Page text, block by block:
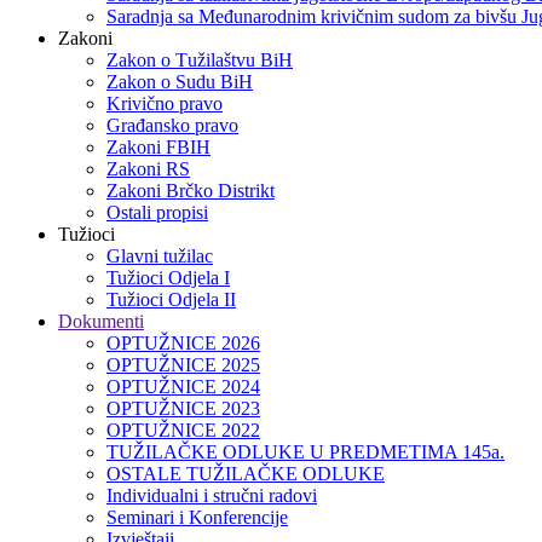
Saradnja sa Međunarodnim krivičnim sudom za bivšu
Zakoni
Zakon o Тužilaštvu BiH
Zakon o Sudu BiH
Krivično pravo
Građansko pravo
Zakoni FBIH
Zakoni RS
Zakoni Brčko Distrikt
Ostali propisi
Tužioci
Glavni tužilac
Tužioci Odjela I
Tužioci Odjela II
Dokumenti
OPTUŽNICE 2026
OPTUŽNICE 2025
OPTUŽNICE 2024
OPTUŽNICE 2023
OPTUŽNICE 2022
TUŽILAČKE ODLUKE U PREDMETIMA 145a.
OSTALE TUŽILAČKE ODLUKE
Individualni i stručni radovi
Seminari i Konferencije